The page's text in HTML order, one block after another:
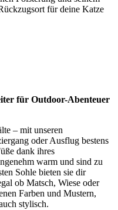
für deine Katze
für Outdoor-Abenteuer
– mit unseren
oder Ausflug bestens
dank ihres
warm und sind zu
Sohle bieten sie dir
ob Matsch, Wiese oder
Farben und Mustern,
stylisch.